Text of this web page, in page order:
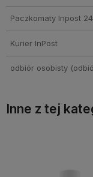
Paczkomaty Inpost
Kurier InPost
odbiór osobisty
Inne z tej